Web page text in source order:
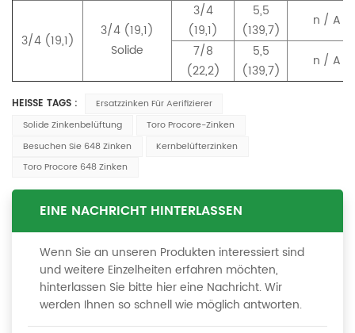
3/4 (19,1)
3/4 (19,1)
Solide
3/4
(19,1)
5,5
(139,7)
n / A
7/8
(22,2)
5,5
(139,7)
n / A
HEISSE TAGS :
Ersatzzinken Für Aerifizierer
Solide Zinkenbelüftung
Toro Procore-Zinken
Besuchen Sie 648 Zinken
Kernbelüfterzinken
Toro Procore 648 Zinken
EINE NACHRICHT HINTERLASSEN
Wenn Sie an unseren Produkten interessiert sind
und weitere Einzelheiten erfahren möchten,
hinterlassen Sie bitte hier eine Nachricht. Wir
werden Ihnen so schnell wie möglich antworten.